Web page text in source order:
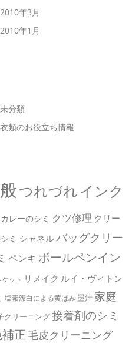
2010年3月
2010年1月
未分類
衣類のお役立ち情報
つれづれ インク
カレーのシミ クツ修理 クリー
ミ シャネルバッグクリー
ペンキ ボールペンイン
ット リメイク ルイ・ヴィトン
塩素漂白による黄ばみ墨汁 家庭
クリーニング接着剤のシミ
正毛皮クリーニング